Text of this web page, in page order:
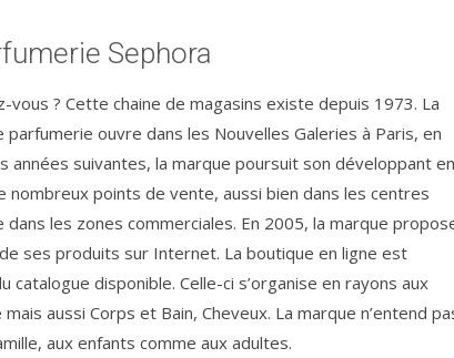
Sephora
vous ? Cette chaine de magasins existe depuis 1973. La
parfumerie ouvre dans les Nouvelles Galeries à Paris, en
années suivantes, la marque poursuit son développant en
nombreux points de vente, aussi bien dans les centres
dans les zones commerciales. En 2005, la marque
ses produits sur Internet. La boutique en ligne est
catalogue disponible. Celle-ci s’organise en rayons aux
aussi Corps et Bain, Cheveux. La marque n’entend
aux enfants comme aux adultes.